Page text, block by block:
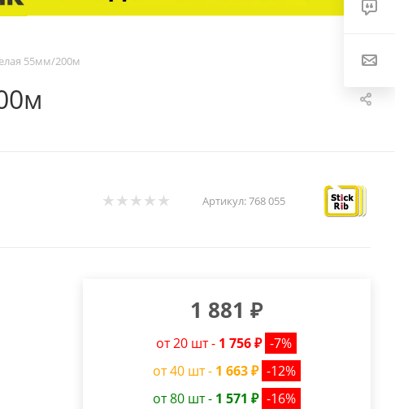
55мм/200м
Артикул:768 055
1 881 ₽
от 20 шт - 1 756 ₽ -7%
от 40 шт - 1 663 ₽ -12%
от 80 шт - 1 571 ₽ -16%